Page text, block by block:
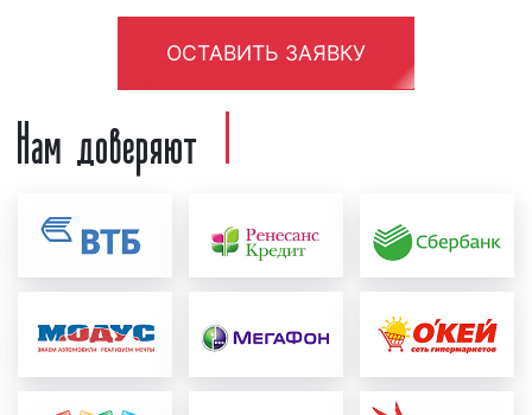
радиостанции. При необходимости в
рекламный материал вносятся
соответствующие корректировки и
исправления с учетом сделанных замечаний;
формирование медиаплана:
график выхода рекламы в эфире
радиостанции, который называется
"медиаплан". В медиаплане отображается
важная информация, а именно: период
размещения рекламного ролика в эфире
количество выходов рекламы в день, общее
ОСТАВИТЬ ЗАЯВКУ
Нам доверяют